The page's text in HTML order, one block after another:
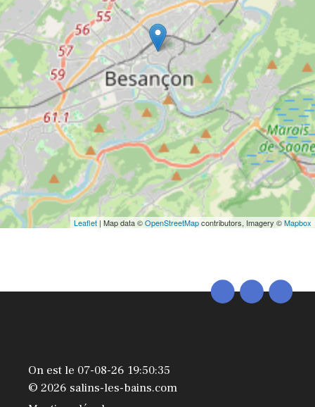
Leaflet | Map data ©OpenStreetMapcontributors, Imagery ©Mapbox
On est le 07-08-26 19:50:35
© 2026 salins-les-bains.com